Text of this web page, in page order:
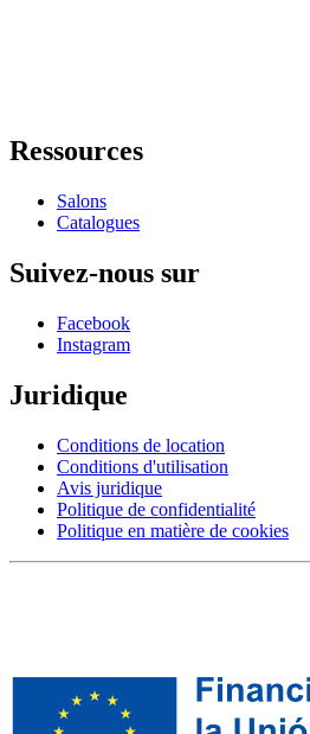
Ressources
Salons
Catalogues
Suivez-nous sur
Facebook
Instagram
Juridique
Conditions de location
Conditions d'utilisation
Avis juridique
Politique de confidentialité
Politique en matière de cookies